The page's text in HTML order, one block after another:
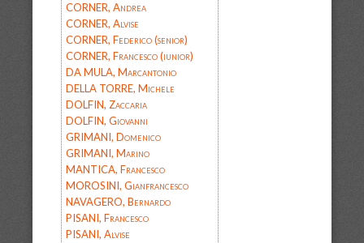
CORNER, Andrea
CORNER, Alvise
CORNER, Federico (senior)
CORNER, Francesco (iunior)
DA MULA, Marcantonio
DELLA TORRE, Michele
DOLFIN, Zaccaria
DOLFIN, Giovanni
GRIMANI, Domenico
GRIMANI, Marino
MANTICA, Francesco
MOROSINI, Gianfrancesco
NAVAGERO, Bernardo
PISANI, Francesco
PISANI, Alvise